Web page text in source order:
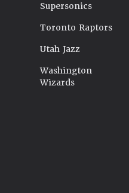
Supersonics
Toronto Raptors
Utah Jazz
Washington
Wizards